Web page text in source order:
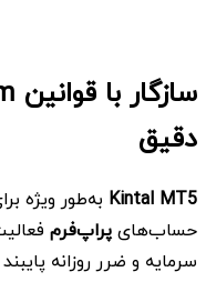
سازگار با قوانین
دقیق
Kintal MT5 به‌طور ویژه
حساب‌هایپراپ‌فرم
سرمایه و ضرر روزانه